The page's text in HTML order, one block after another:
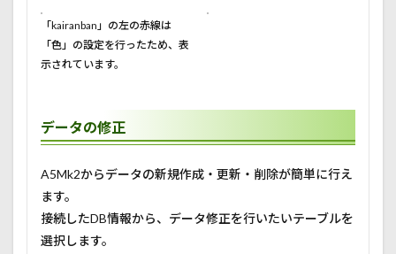
「kairanban」の左の赤線は
「色」の設定を行ったため、表
示されています。
データの修正
A5Mk2からデータの新規作成・更新・削除が簡単に行え
ます。
接続したDB情報から、データ修正を行いたいテーブルを
選択します。